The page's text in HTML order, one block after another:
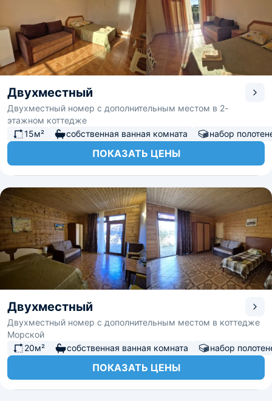
Двухместный
Двухместный номер с дополнительным местом в 2-
этажном коттедже
15м²
собственная ванная комната набор
ПОКАЗАТЬ ЦЕНЫ
Двухместный
Двухместный номер с дополнительным местом в коттедже
Морской
20м²
собственная ванная комната набор
ПОКАЗАТЬ ЦЕНЫ